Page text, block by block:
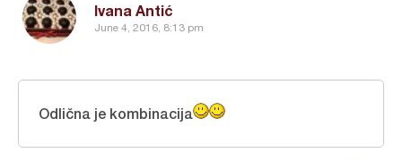
Ivana Antić
June 4, 2016, 8:13 pm
Odlična je kombinacija